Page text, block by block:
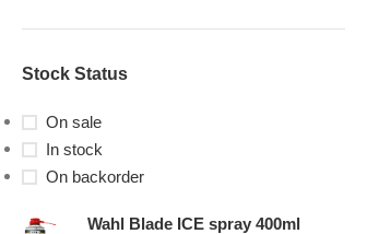
Stock Status
On sale
In stock
On backorder
Wahl Blade ICE spray 400ml